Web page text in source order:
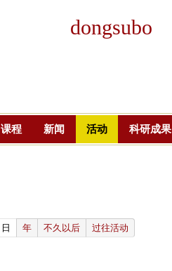
dongsubo
课程 新闻 活动 科研成果
日 (active tab)
年 不久以后 过往活动